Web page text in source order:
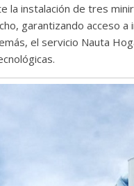
la instalación de tres
garantizando acceso
el servicio Nauta